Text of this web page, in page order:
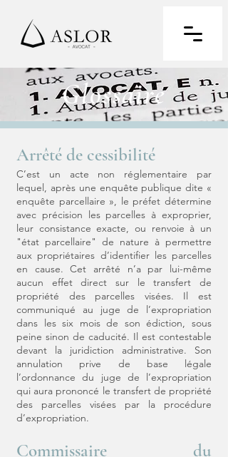
Glossaire
Arrêté de cessibilité
C’est un acte non réglementaire par
lequel, après une enquête publique dite «
enquête parcellaire », le préfet détermine
avec précision les parcelles à exproprier,
leur consistance exacte, ou renvoie à un
"état parcellaire" de nature à permettre
aux propriétaires d’identifier les parcelles
en cause. Cet arrêté n’a par lui-même
aucun effet direct sur le transfert de
propriété des parcelles visées. Il est
communiqué au juge de l’expropriation
dans les six mois de son édiction, sous
peine sinon de caducité. Il est contestable
devant la juridiction administrative. Son
annulation prive de base légale
l’ordonnance du juge de l’expropriation
qui aura prononcé le transfert de propriété
des parcelles visées par la procédure
d’expropriation.
Commissaire du